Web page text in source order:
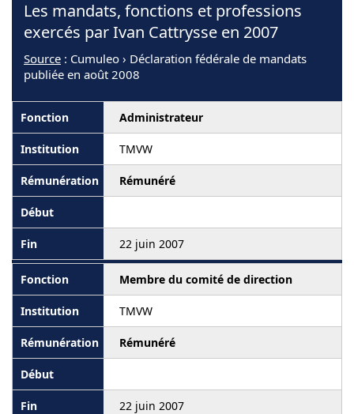
Les mandats, fonctions et professions
exercés par Ivan Cattrysse en 2007
Source : Cumuleo › Déclaration fédérale de mandats
publiée en août 2008
Administrateur
TMVW
Rémunéré
22 juin 2007
Membre du comité de direction
TMVW
Rémunéré
22 juin 2007